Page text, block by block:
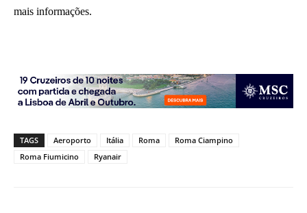
mais informações.
TAGS Aeroporto Itália Roma
Roma Ciampino
Roma Fiumicino
Ryanair